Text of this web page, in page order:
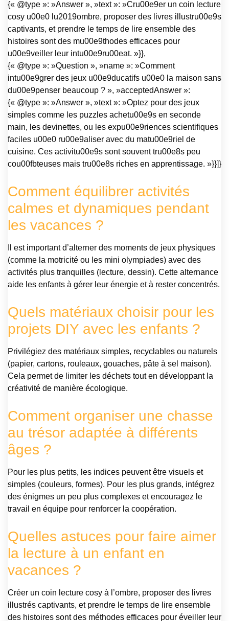
{« @type »: »Answer », »text »: »Cru00e9er un coin lecture
cosy u00e0 lu2019ombre, proposer des livres illustru00e9s
captivants, et prendre le temps de lire ensemble des
histoires sont des mu00e9thodes efficaces pour
u00e9veiller leur intu00e9ru00eat. »}},
{« @type »: »Question », »name »: »Comment
intu00e9grer des jeux u00e9ducatifs u00e0 la maison sans
du00e9penser beaucoup ? », »acceptedAnswer »:
{« @type »: »Answer », »text »: »Optez pour des jeux
simples comme les puzzles achetu00e9s en seconde
main, les devinettes, ou les expu00e9riences scientifiques
faciles u00e0 ru00e9aliser avec du matu00e9riel de
cuisine. Ces activitu00e9s sont souvent tru00e8s peu
cou00fbteuses mais tru00e8s riches en apprentissage. »}}]}
Comment équilibrer activités
calmes et dynamiques pendant
les vacances ?
Il est important d’alterner des moments de jeux physiques
(comme la motricité ou les mini olympiades) avec des
activités plus tranquilles (lecture, dessin). Cette alternance
aide les enfants à gérer leur énergie et à rester concentrés.
Quels matériaux choisir pour les
projets DIY avec les enfants ?
Privilégiez des matériaux simples, recyclables ou naturels
(papier, cartons, rouleaux, gouaches, pâte à sel maison).
Cela permet de limiter les déchets tout en développant la
créativité de manière écologique.
Comment organiser une chasse
au trésor adaptée à différents
âges ?
Pour les plus petits, les indices peuvent être visuels et
simples (couleurs, formes). Pour les plus grands, intégrez
des énigmes un peu plus complexes et encouragez le
travail en équipe pour renforcer la coopération.
Quelles astuces pour faire aimer
la lecture à un enfant en
vacances ?
Créer un coin lecture cosy à l’ombre, proposer des livres
illustrés captivants, et prendre le temps de lire ensemble
des histoires sont des méthodes efficaces pour éveiller leur